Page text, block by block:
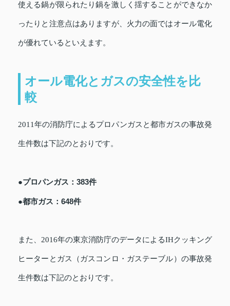
使える鍋が限られたり鍋を激しく揺することができなか
ったりと注意点はありますが、火力の面ではオール電化
が優れているといえます。
オール電化とガスの安全性を比
較
2011年の消防庁によるプロパンガスと都市ガスの事故発
生件数は下記のとおりです。
●プロパンガス：383件
●都市ガス：648件
また、2016年の東京消防庁のデータによるIHクッキング
ヒーターとガス（ガスコンロ・ガステーブル）の事故発
生件数は下記のとおりです。